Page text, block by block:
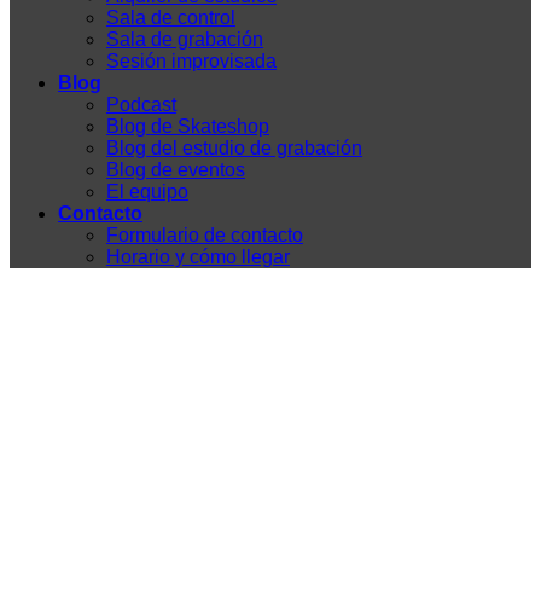
Sala de control
Sala de grabación
Sesión improvisada
Blog
Podcast
Blog de Skateshop
Blog del estudio de grabación
Blog de eventos
El equipo
Contacto
Formulario de contacto
Horario y cómo llegar